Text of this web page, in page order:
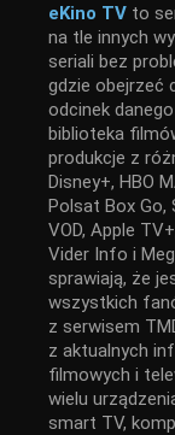
eKino TV to
na tle innych
seriali bez
gdzie obejrzeć
odcinek
biblioteka
produkcje z
Disney+, HBO
Polsat Box Go,
VOD, Apple
Vider Info i
sprawiają, że
wszystkich
z serwisem
z aktualnych
filmowych i
wielu
smart TV,